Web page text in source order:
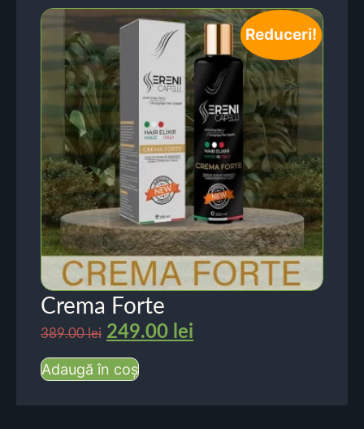
Reduceri!
Crema Forte
389.00lei 249.00 lei
Adaugă în coș